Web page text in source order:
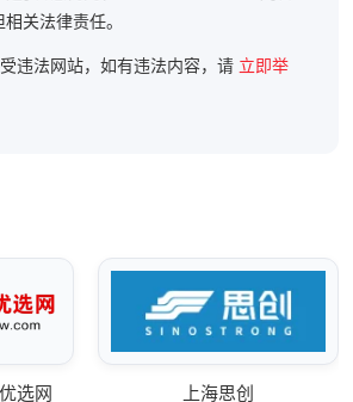
关法律责任。
违法网站，如有违法内容，请 立即举
选网 上海思创